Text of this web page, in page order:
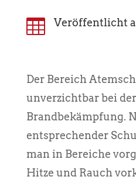
 Veröffentlicht
Der Bereich
unverzichtbar bei
Brandbekämpfung.
entsprechender
man in Bereiche
Hitze und Rauch